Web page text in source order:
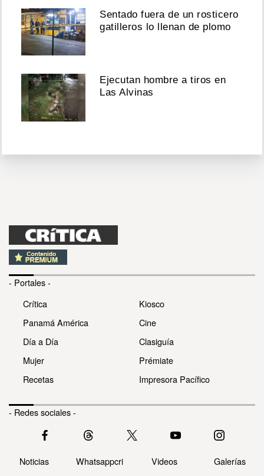
Sentado fuera de un rosticero
gatilleros lo llenan de plomo
Ejecutan hombre a tiros en
Las Alvinas
- Portales -
Crítica
Panamá América
Día a Día
Mujer
Recetas
Kiosco
Cine
Clasiguía
Prémiate
Impresora Pacífico
- Redes sociales -
Noticias Whatsappcri Videos Galerías